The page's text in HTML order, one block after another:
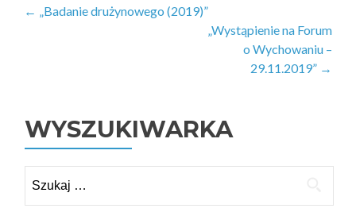
Zobacz
← „Badanie drużynowego (2019)”
„Wystąpienie na Forum
o Wychowaniu –
29.11.2019” →
WYSZUKIWARKA